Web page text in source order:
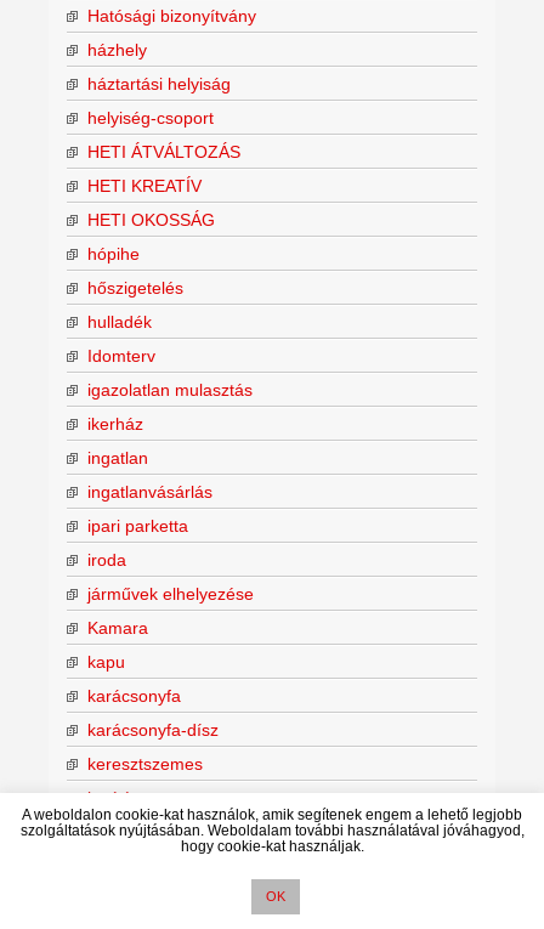
Hatósági bizonyítvány
házhely
háztartási helyiság
helyiség-csoport
HETI ÁTVÁLTOZÁS
HETI KREATÍV
HETI OKOSSÁG
hópihe
hőszigetelés
hulladék
Idomterv
igazolatlan mulasztás
ikerház
ingatlan
ingatlanvásárlás
ipari parketta
iroda
járművek elhelyezése
Kamara
kapu
karácsonyfa
karácsonyfa-dísz
keresztszemes
kerítés
kert
A weboldalon cookie-kat használok, amik segítenek engem a lehető legjobb
szolgáltatások nyújtásában. Weboldalam további használatával jóváhagyod,
hogy cookie-kat használjak.
OK